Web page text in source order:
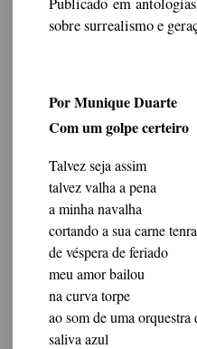
sobre surrealismo e
Por Munique Duarte
Com um golpe certeiro
Talvez seja assim
talvez valha a pena
a minha navalha
cortando a sua carne tenra
de véspera de feriado
meu amor bailou
na curva torpe
ao som de uma orquestra
saliva azul